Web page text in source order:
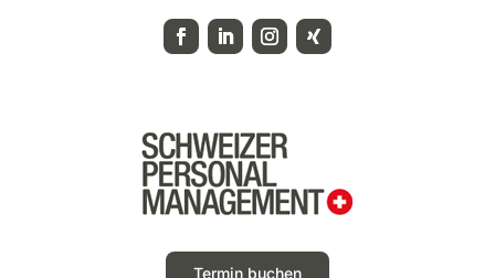
Termin buchen